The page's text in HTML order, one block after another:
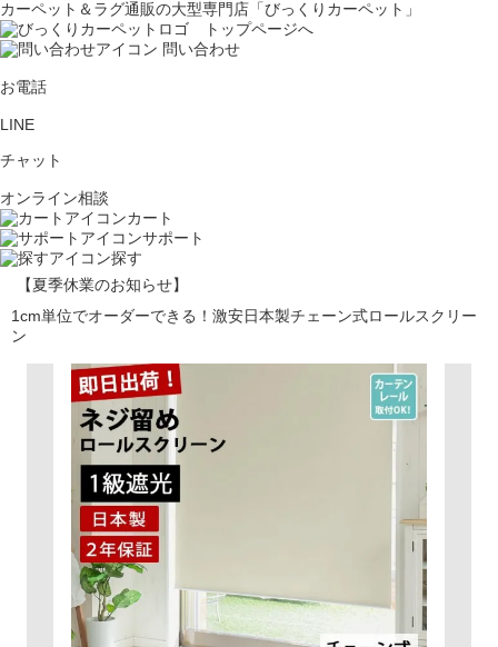
カーペット＆ラグ通販の大型専門店「びっくりカーペット」
問い合わせ
お電話
LINE
チャット
オンライン相談
カート
サポート
探す
【夏季休業のお知らせ】
1cm単位でオーダーできる！激安日本製チェーン式ロールスクリー
ン